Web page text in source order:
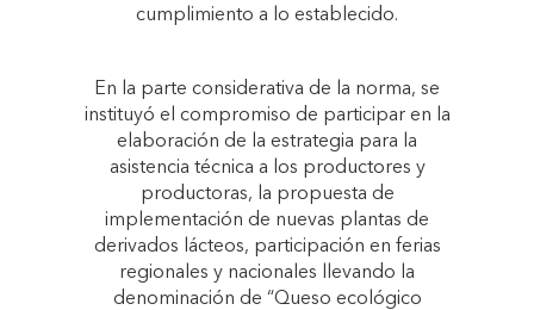
cumplimiento a lo establecido.
En la parte considerativa de la norma, se
instituyó el compromiso de participar en la
elaboración de la estrategia para la
asistencia técnica a los productores y
productoras, la propuesta de
implementación de nuevas plantas de
derivados lácteos, participación en ferias
regionales y nacionales llevando la
denominación de “Queso ecológico